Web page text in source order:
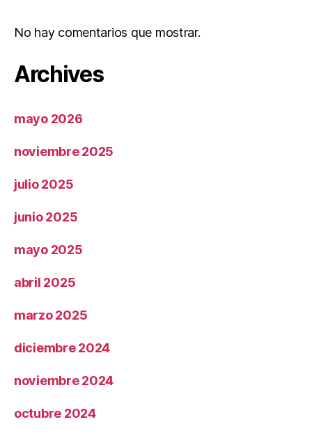
No hay comentarios que mostrar.
Archives
mayo 2026
noviembre 2025
julio 2025
junio 2025
mayo 2025
abril 2025
marzo 2025
diciembre 2024
noviembre 2024
octubre 2024